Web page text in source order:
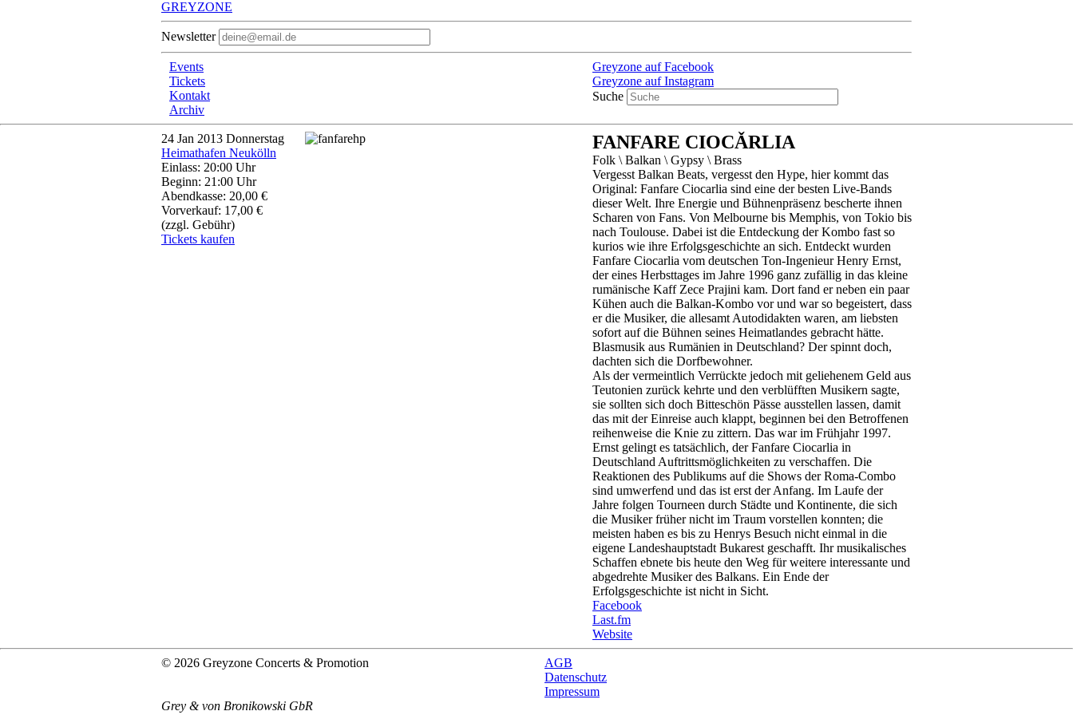
GREYZONE
Newsletter
Events
Tickets
Kontakt
Archiv
Greyzone auf Facebook
Greyzone auf Instagram
Suche
24 Jan 2013 Donnerstag
Heimathafen Neukölln
Einlass: 20:00 Uhr
Beginn: 21:00 Uhr
Abendkasse: 20,00 €
Vorverkauf: 17,00 €
(zzgl. Gebühr)
Tickets kaufen
FANFARE CIOCǍRLIA
Folk \ Balkan \ Gypsy \ Brass
Vergesst Balkan Beats, vergesst den Hype, hier kommt das
Original: Fanfare Ciocarlia sind eine der besten Live-Bands
dieser Welt. Ihre Energie und Bühnenpräsenz bescherte ihnen
Scharen von Fans. Von Melbourne bis Memphis, von Tokio bis
nach Toulouse. Dabei ist die Entdeckung der Kombo fast so
kurios wie ihre Erfolgsgeschichte an sich. Entdeckt wurden
Fanfare Ciocarlia vom deutschen Ton-Ingenieur Henry Ernst,
der eines Herbsttages im Jahre 1996 ganz zufällig in das kleine
rumänische Kaff Zece Prajini kam. Dort fand er neben ein paar
Kühen auch die Balkan-Kombo vor und war so begeistert, dass
er die Musiker, die allesamt Autodidakten waren, am liebsten
sofort auf die Bühnen seines Heimatlandes gebracht hätte.
Blasmusik aus Rumänien in Deutschland? Der spinnt doch,
dachten sich die Dorfbewohner.
Als der vermeintlich Verrückte jedoch mit geliehenem Geld aus
Teutonien zurück kehrte und den verblüfften Musikern sagte,
sie sollten sich doch Bitteschön Pässe ausstellen lassen, damit
das mit der Einreise auch klappt, beginnen bei den Betroffenen
reihenweise die Knie zu zittern. Das war im Frühjahr 1997.
Ernst gelingt es tatsächlich, der Fanfare Ciocarlia in
Deutschland Auftrittsmöglichkeiten zu verschaffen. Die
Reaktionen des Publikums auf die Shows der Roma-Combo
sind umwerfend und das ist erst der Anfang. Im Laufe der
Jahre folgen Tourneen durch Städte und Kontinente, die sich
die Musiker früher nicht im Traum vorstellen konnten; die
meisten haben es bis zu Henrys Besuch nicht einmal in die
eigene Landeshauptstadt Bukarest geschafft. Ihr musikalisches
Schaffen ebnete bis heute den Weg für weitere interessante und
abgedrehte Musiker des Balkans. Ein Ende der
Erfolgsgeschichte ist nicht in Sicht.
Facebook
Last.fm
Website
© 2026 Greyzone Concerts & Promotion
AGB
Datenschutz
Impressum
Grey & von Bronikowski GbR